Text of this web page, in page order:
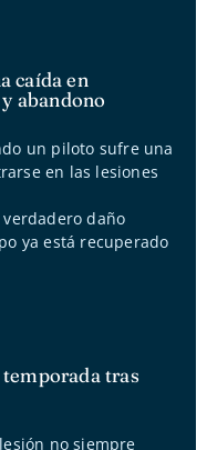
caída en
abandono
un piloto sufre una
en las lesiones
daño
ya está recuperado
tras
no siempre